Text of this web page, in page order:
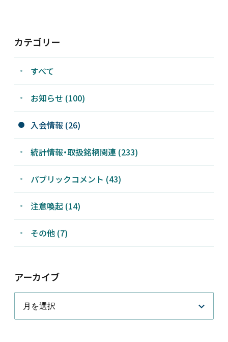
JP 会員ログイン
カテゴリー
すべて
お知らせ (100)
入会情報 (26)
統計情報・取扱銘柄関連 (233)
パブリックコメント (43)
注意喚起 (14)
その他 (7)
アーカイブ